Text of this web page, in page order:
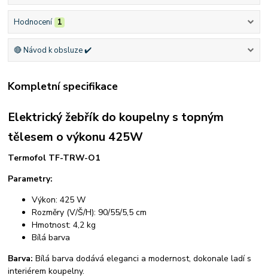
Hodnocení 1
🔴 Návod k obsluze ✔️
Kompletní specifikace
Elektrický žebřík do koupelny s topným
tělesem o výkonu 425W
Termofol TF-TRW-O1
Parametry:
Výkon: 425 W
Rozměry (V/Š/H): 90/55/5,5 cm
Hmotnost: 4,2 kg
Bílá barva
Barva: Bílá barva dodává eleganci a modernost, dokonale ladí s
interiérem koupelny.